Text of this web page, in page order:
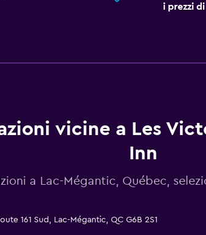
i prezzi
vicine a Les
Inn
a Lac-Mégantic, Québec,
161 Sud, Lac-Mégantic, QC G6B 2S1